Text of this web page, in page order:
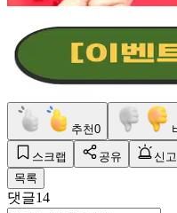
추천0
스크랩 공유
신고
목록
댓글14